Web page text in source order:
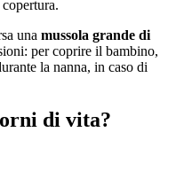
una mussola grande di
per coprire il bambino,
la nanna, in caso di
di vita?